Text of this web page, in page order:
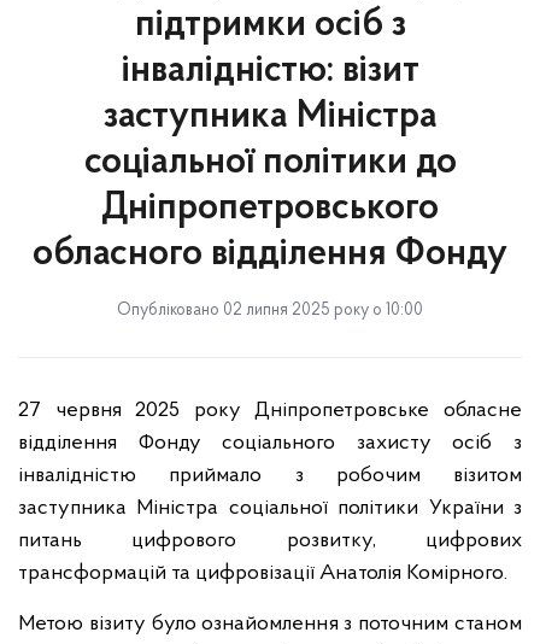
підтримки осіб з
інвалідністю: візит
заступника Міністра
соціальної політики до
Дніпропетровського
обласного відділення Фонду
Опубліковано 02 липня 2025 року о 10:00
27 червня 2025 року Дніпропетровське обласне
відділення Фонду соціального захисту осіб з
інвалідністю приймало з робочим візитом
заступника Міністра соціальної політики України з
питань цифрового розвитку, цифрових
трансформацій та цифровізації Анатолія Комірного.
Метою візиту було ознайомлення з поточним станом